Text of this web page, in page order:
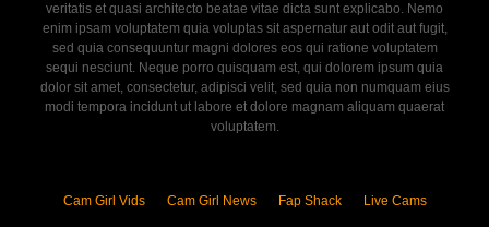
veritatis et quasi architecto beatae vitae dicta sunt explicabo. Nemo
enim ipsam voluptatem quia voluptas sit aspernatur aut odit aut fugit,
sed quia consequuntur magni dolores eos qui ratione voluptatem
sequi nesciunt. Neque porro quisquam est, qui dolorem ipsum quia
dolor sit amet, consectetur, adipisci velit, sed quia non numquam eius
modi tempora incidunt ut labore et dolore magnam aliquam quaerat
voluptatem.
Cam Girl Vids Cam Girl News Fap Shack Live Cams